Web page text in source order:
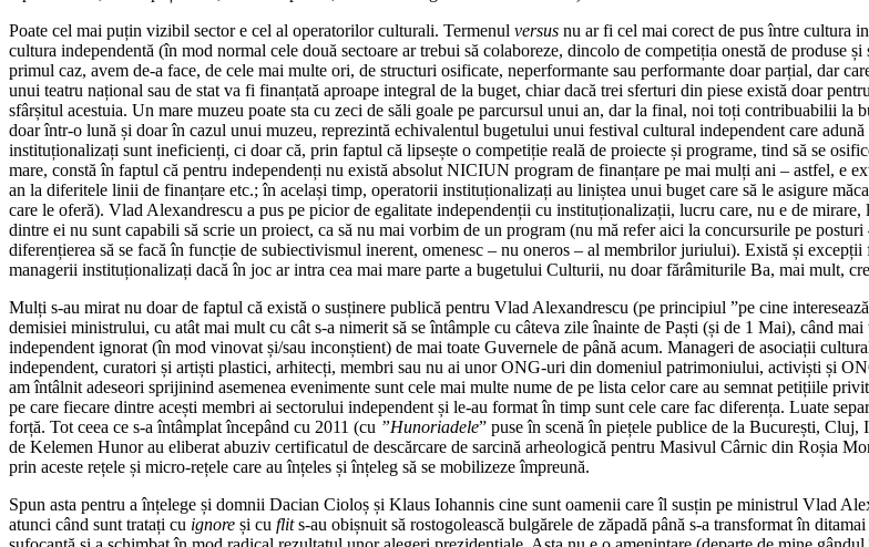
Poate cel mai puțin vizibil sector e cel al operatorilor culturali. Termenul versus nu ar fi cel mai corect de pus între cultura
cultura independentă (în mod normal cele două sectoare ar trebui să colaboreze, dincolo de competiția onestă de
primul caz, avem de-a face, de cele mai multe ori, de structuri osificate, neperformante sau performante doar parțial, dar
unui teatru național sau de stat va fi finanțată aproape integral de la buget, chiar dacă trei sferturi din piese există doar
sfârșitul acestuia. Un mare muzeu poate sta cu zeci de săli goale pe parcursul unui an, dar la final, noi toți contribuabilii
doar într-o lună și doar în cazul unui muzeu, reprezintă echivalentul bugetului unui festival cultural independent care
instituționalizați sunt ineficienți, ci doar că, prin faptul că lipsește o competiție reală de proiecte și programe, tind să se
mare, constă în faptul că pentru independenți nu există absolut NICIUN program de finanțare pe mai mulți ani – astfel, e
an la diferitele linii de finanțare etc.; în același timp, operatorii instituționalizați au liniștea unui buget care să le asigure
care le oferă). Vlad Alexandrescu a pus pe picior de egalitate independenții cu instituționalizații, lucru care, nu e de
dintre ei nu sunt capabili să scrie un proiect, ca să nu mai vorbim de un program (nu mă refer aici la concursurile pe
diferențierea să se facă în funcție de subiectivismul inerent, omenesc – nu oneros – al membrilor juriului). Există și
managerii instituționalizați dacă în joc ar intra cea mai mare parte a bugetului Culturii, nu doar fărâmiturile Ba, mai mult,
Mulți s-au mirat nu doar de faptul că există o susținere publică pentru Vlad Alexandrescu (pe principiul ”pe cine
demisiei ministrului, cu atât mai mult cu cât s-a nimerit să se întâmple cu câteva zile înainte de Paști (și de 1 Mai), când
independent ignorat (în mod vinovat și/sau inconștient) de mai toate Guvernele de până acum. Manageri de asociații
independent, curatori și artiști plastici, arhitecți, membri sau nu ai unor ONG-uri din domeniul patrimoniului, activiști și
am întâlnit adeseori sprijinind asemenea evenimente sunt cele mai multe nume de pe lista celor care au semnat petițiile
pe care fiecare dintre acești membri ai sectorului independent și le-au format în timp sunt cele care fac diferența. Luate
forță. Tot ceea ce s-a întâmplat începând cu 2011 (cu ”Hunoriadele” puse în scenă în piețele publice de la București,
de Kelemen Hunor au eliberat abuziv certificatul de descărcare de sarcină arheologică pentru Masivul Cârnic din Roșia
prin aceste rețele și micro-rețele care au înțeles și înțeleg să se mobilizeze împreună.
Spun asta pentru a înțelege și domnii Dacian Cioloș și Klaus Iohannis cine sunt oamenii care îl susțin pe ministrul Vlad
atunci când sunt tratați cu ignore și cu flits-au obișnuit să rostogolească bulgărele de zăpadă până s-a transformat în